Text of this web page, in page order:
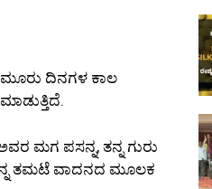
ಮೂರು ದಿನಗಳ ಕಾಲ
ಮಗ ಪಸನ್ನ, ತನ್ನ ಗುರು
ತಮಟೆ ವಾದನದ ಮೂಲಕ